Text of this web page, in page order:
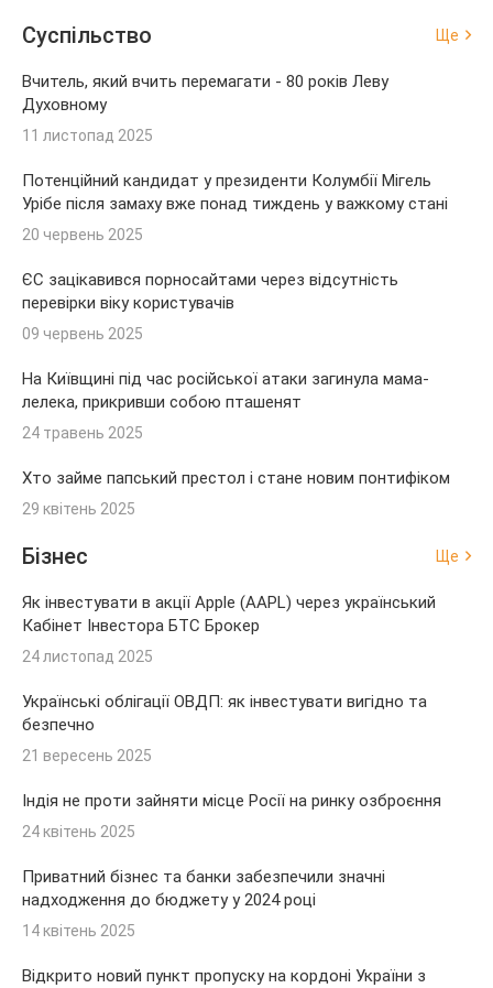
Суспільство Ще
Вчитель, який вчить перемагати - 80 років Леву
Духовному
11 листопад 2025
Потенційний кандидат у президенти Колумбії Мігель
Урібе після замаху вже понад тиждень у важкому стані
20 червень 2025
ЄС зацікавився порносайтами через відсутність
перевірки віку користувачів
09 червень 2025
На Київщині під час російської атаки загинула мама-
лелека, прикривши собою пташенят
24 травень 2025
Хто займе папський престол і стане новим понтифіком
29 квітень 2025
Бізнес Ще
Як інвестувати в акції Apple (AAPL) через український
Кабінет Інвестора БТС Брокер
24 листопад 2025
Українські облігації ОВДП: як інвестувати вигідно та
безпечно
21 вересень 2025
Індія не проти зайняти місце Росії на ринку озброєння
24 квітень 2025
Приватний бізнес та банки забезпечили значні
надходження до бюджету у 2024 році
14 квітень 2025
Відкрито новий пункт пропуску на кордоні України з